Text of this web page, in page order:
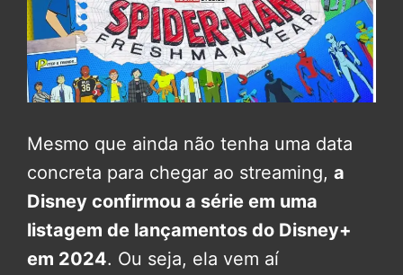
Mesmo que ainda não tenha uma data
concreta para chegar ao streaming, a
Disney confirmou a série em uma
listagem de lançamentos do Disney+
em 2024. Ou seja, ela vem aí